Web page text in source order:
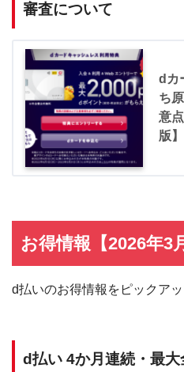
審査について
dカ
ち
意
版】
お得情報【2026年3
d払いのお得情報をピックア
d払い 4か月連続・最